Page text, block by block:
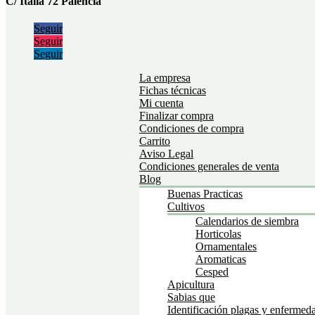
Seguir
Seguir
Seguir
La empresa
Fichas técnicas
Mi cuenta
Finalizar compra
Condiciones de compra
Carrito
Aviso Legal
Condiciones generales de venta
Blog
Buenas Practicas
Cultivos
Calendarios de siembra
Horticolas
Ornamentales
Aromaticas
Cesped
Apicultura
Sabias que
Identificación plagas y